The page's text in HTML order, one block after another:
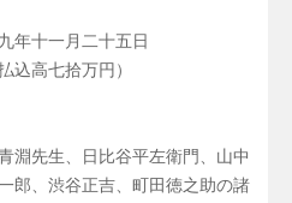
十一月二十五日
高七拾万円）
淵先生、日比谷平左衛門、山中
郎、渋谷正吉、町田徳之助の諸